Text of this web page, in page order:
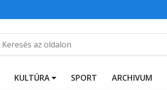
KULTÚRA SPORT ARCHIVUM